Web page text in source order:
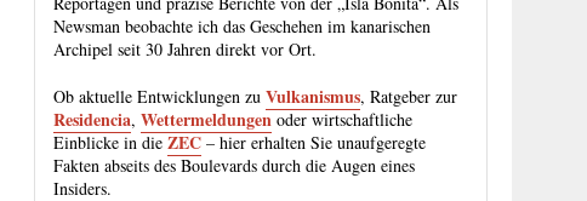
Newsman beobachte ich das Geschehen im kanarischen
Archipel seit 30 Jahren direkt vor Ort.
Ob aktuelle Entwicklungen zuVulkanismus, Ratgeber zur
Residencia,Wettermeldungen oder wirtschaftliche
Einblicke in dieZEC – hier erhalten Sie unaufgeregte
Fakten abseits des Boulevards durch die Augen eines
Insiders.